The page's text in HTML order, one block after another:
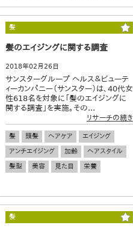
髪
髪のエイジングに関する調査
2018年02月26日
サンスターグループ ヘルス＆ビューテ
ィーカンパニー（サンスター）は、40代女
性618名を対象に「髪のエイジングに
関する調査」を実施。その...
リサーチの続き
髪 頭髪 ヘアケア
エイジング
アンチエイジング
加齢
ヘアスタイル
髪型
美容 見た目 栄養
髪